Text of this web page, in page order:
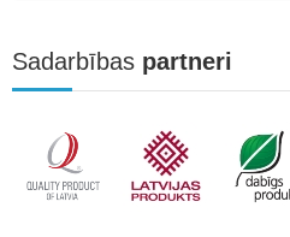
Sadarbības partneri